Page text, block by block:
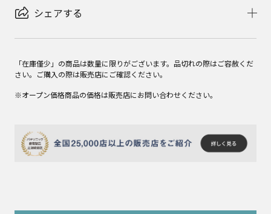
シェアする
「在庫僅少」の商品は数量に限りがございます。品切れの際はご容赦くだ
さい。ご購入の際は販売店にご確認ください。
※オープン価格商品の価格は販売店にお問い合わせください。